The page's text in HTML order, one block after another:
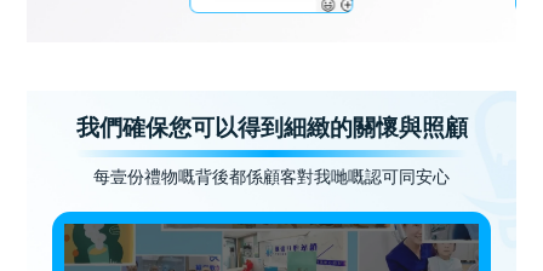
我們確保您可以得到細緻的關懷與照顧
每壹份禮物嘅背後都係顧客對我哋嘅認可同安心